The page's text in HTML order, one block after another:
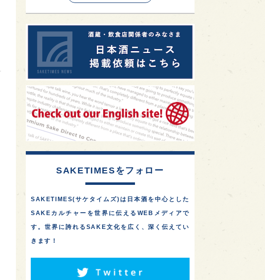
SAKETIMESをフォロー
SAKETIMES(サケタイムズ)は日本酒を中心とした
SAKEカルチャーを世界に伝えるWEBメディアで
す。世界に誇れるSAKE文化を広く、深く伝えてい
きます！